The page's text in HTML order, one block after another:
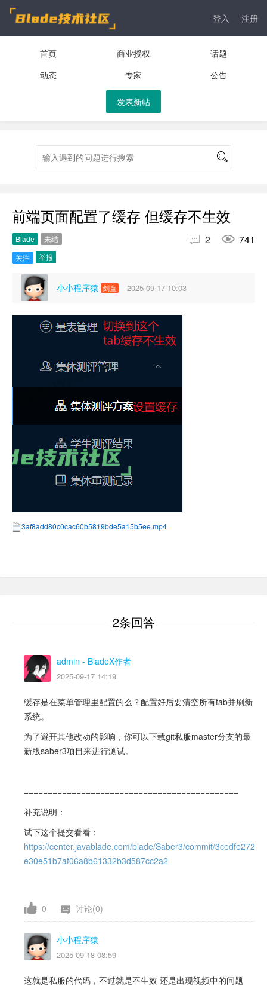
登入 注册
首页 商业授权
话题
动态
专家 公告
发表新帖
前端页面配置了缓存 但缓存不生效
Blade
未结
关注
举报
 2  741
小小程序猿 剑童 2025-09-17 10:03
3af8add80c0cac60b5819bde5a15b5ee.mp4
2条回答
admin - BladeX作者
2025-09-17 14:19
缓存是在菜单管理里配置的么？配置好后要清空所有tab并刷新
系统。
为了避开其他改动的影响，你可以下载git私服master分支的最
新版saber3项目来进行测试。
=============================================
补充说明：
试下这个提交看看：
https://center.javablade.com/blade/Saber3/commit/3cedfe272
e30e51b7af06a8b61332b3d587cc2a2
0 讨论(0)
小小程序猿
2025-09-18 08:59
这就是私服的代码，不过就是不生效 还是出现视频中的问题